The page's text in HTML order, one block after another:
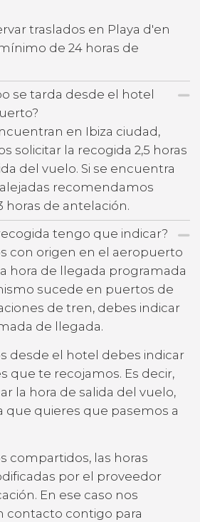
traslados en Playa d'en
de 24 horas de
se tarda desde el hotel
en Ibiza ciudad,
solicitar la recogida 2,5 horas
del vuelo. Si se encuentra
recomendamos
horas de antelación.
tengo que indicar?
con origen en el aeropuerto
hora de llegada programada
sucede en puertos de
de tren, debes indicar
de llegada.
desde el hotel debes indicar
que te recojamos. Es decir,
la hora de salida del vuelo,
que quieres que pasemos a
compartidos, las horas
por el proveedor
En ese caso nos
contacto contigo para